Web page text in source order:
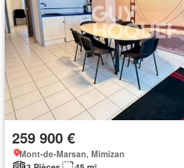
259 900 €
Mont-de-Marsan, Mimizan